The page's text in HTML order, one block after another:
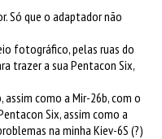
Só que o adaptador não
fotográfico, pelas ruas do
trazer a sua Pentacon Six,
como a Mir-26b, com o
Six, assim como a
na minha Kiev-6S (?)